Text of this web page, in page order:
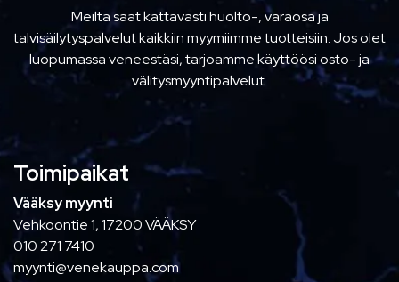
Meiltä saat kattavasti huolto-, varaosa ja
talvisäilytyspalvelut kaikkiin myymiimme tuotteisiin. Jos olet
luopumassa veneestäsi, tarjoamme käyttöösi osto- ja
välitysmyyntipalvelut.
Toimipaikat
Vääksy myynti
Vehkoontie 1, 17200 VÄÄKSY
010 271 7410
myynti@venekauppa.com